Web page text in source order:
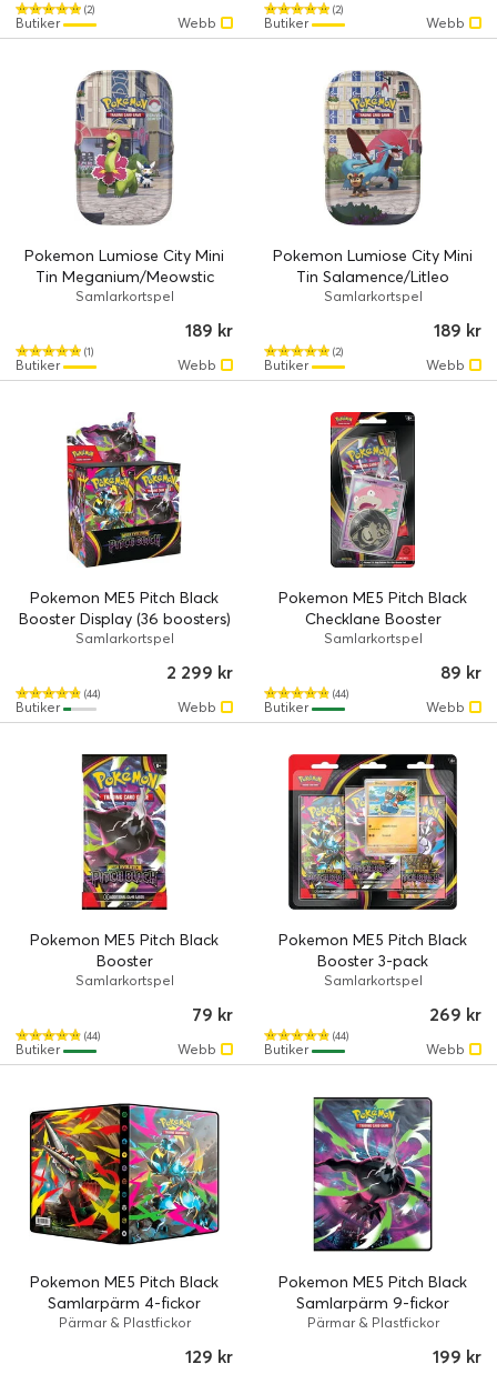
(2)
Webb
Butiker
(2)
Webb
Butiker
Pokemon Lumiose City Mini
Tin Meganium/Meowstic
Samlarkortspel
(1)
189 kr
Webb
Butiker
Pokemon Lumiose City Mini
Tin Salamence/Litleo
Samlarkortspel
(2)
189 kr
Webb
Butiker
Pokemon ME5 Pitch Black
Booster Display (36 boosters)
Samlarkortspel
(44)
2 299 kr
Webb
Butiker
Pokemon ME5 Pitch Black
Checklane Booster
Samlarkortspel
(44)
89 kr
Webb
Butiker
Pokemon ME5 Pitch Black
Booster
Samlarkortspel
(44)
79 kr
Webb
Butiker
Pokemon ME5 Pitch Black
Booster 3-pack
Samlarkortspel
(44)
269 kr
Webb
Butiker
Pokemon ME5 Pitch Black
Samlarpärm 4-fickor
Pärmar & Plastfickor
129 kr
Pokemon ME5 Pitch Black
Samlarpärm 9-fickor
Pärmar & Plastfickor
199 kr